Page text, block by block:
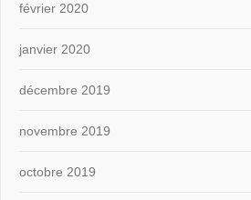
février 2020
janvier 2020
décembre 2019
novembre 2019
octobre 2019